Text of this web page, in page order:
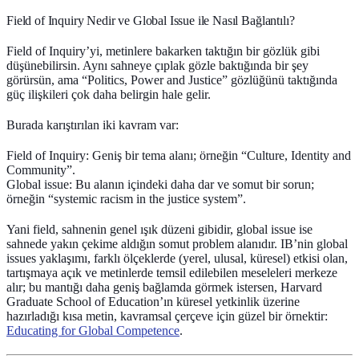
Field of Inquiry Nedir ve Global Issue ile Nasıl Bağlantılı?
Field of Inquiry’yi, metinlere bakarken taktığın bir gözlük gibi
düşünebilirsin. Aynı sahneye çıplak gözle baktığında bir şey
görürsün, ama “Politics, Power and Justice” gözlüğünü taktığında
güç ilişkileri çok daha belirgin hale gelir.
Burada karıştırılan iki kavram var:
Field of Inquiry: Geniş bir tema alanı; örneğin “Culture, Identity and
Community”.
Global issue: Bu alanın içindeki daha dar ve somut bir sorun;
örneğin “systemic racism in the justice system”.
Yani field, sahnenin genel ışık düzeni gibidir, global issue ise
sahnede yakın çekime aldığın somut problem alanıdır. IB’nin global
issues yaklaşımı, farklı ölçeklerde (yerel, ulusal, küresel) etkisi olan,
tartışmaya açık ve metinlerde temsil edilebilen meseleleri merkeze
alır; bu mantığı daha geniş bağlamda görmek istersen, Harvard
Graduate School of Education’ın küresel yetkinlik üzerine
hazırladığı kısa metin, kavramsal çerçeve için güzel bir örnektir:
Educating for Global Competence.